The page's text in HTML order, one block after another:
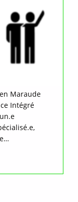
Maraude
Intégré